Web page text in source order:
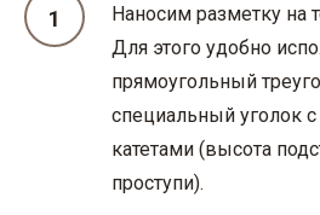
Наносим разметку на
Для этого удобно
прямоугольный
специальный уголок
катетами (высота
проступи).